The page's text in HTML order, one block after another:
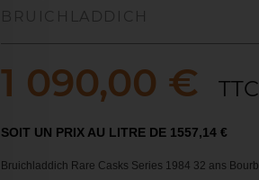
BRUICHLADDICH
1 090,00 € TTC
SOIT UN PRIX AU LITRE DE 1557,14 €
Bruichladdich Rare Casks Series 1984 32 ans